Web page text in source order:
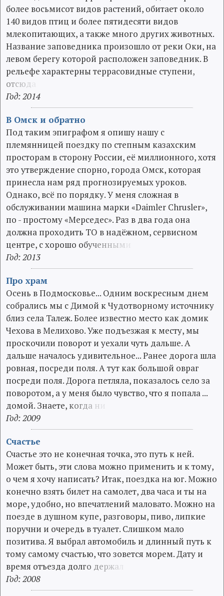
более восьмисот видов растений, обитает около
140 видов птиц и более пятидесяти видов
млекопитающих, а также много других животных.
Название заповедника произошло от реки Оки, на
левом берегу которой расположен заповедник. В
рельефе характерны террасовидные ступени,
отсюд
Год: 2014
В Омск и обратно
Под таким эпиграфом я опишу нашу с
племянницей поездку по степным казахским
просторам в сторону России, её миллионного, хотя
это утверждение спорно, города Омск, которая
принесла нам ряд прогнозируемых уроков.
Однако, всё по порядку. У меня сложная в
обслуживании машина марки «Daimler Chrusler»,
по - простому «Мерседес». Раз в два года она
должна проходить ТО в надёжном, сервисном
центре, с хорошо обученным
Год: 2013
Про храм
Осень в Подмосковье... Одним воскресным днем
собрались мы с Димой к Чудотворному источнику
близ села Талеж. Более известно место как домик
Чехова в Мелихово. Уже подъезжая к месту, мы
проскочили поворот и уехали чуть дальше. А
дальше началось удивительное... Ранее дорога шла
ровная, посреди поля. А тут как большой овраг
посреди поля. Дорога петляла, показалось село за
поворотом, а у меня было чувство, что я попала ...
домой. Знаете, когда н
Год: 2009
Счастье
Счастье это не конечная точка, это путь к ней.
Может быть, эти слова можно применить и к тому,
о чем я хочу написать? Итак, поездка на юг. Можно
конечно взять билет на самолет, два часа и ты на
море, удобно, но впечатлений маловато. Можно на
поезде в душном купе, разговоры, пиво, липкие
поручни и очередь в туалет. Слишком мало
позитива. Я выбрал автомобиль и длинный путь к
тому самому счастью, что зовется морем. Дату и
время отъезда долго держа
Год: 2008